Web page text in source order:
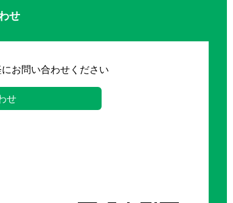
せ
お問い合わせください
せ